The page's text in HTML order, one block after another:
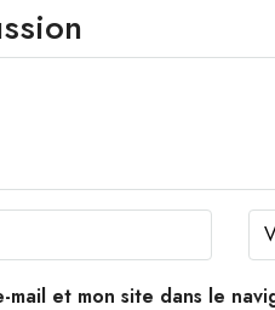
mail et mon site dans le